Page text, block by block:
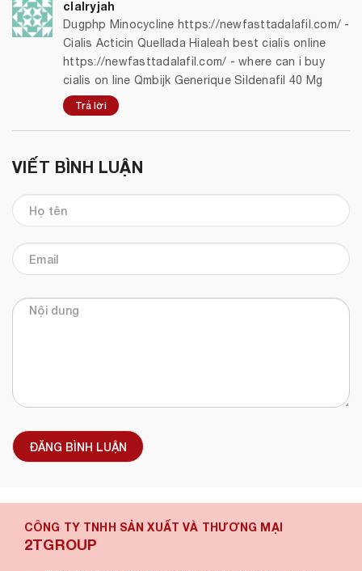
clalryjah
Dugphp Minocycline https://newfasttadalafil.com/ -
Cialis Acticin Quellada Hialeah best cialis online
https://newfasttadalafil.com/ - where can i buy
cialis on line Qmbijk Generique Sildenafil 40 Mg
Trả lời
VIẾT BÌNH LUẬN
ĐĂNG BÌNH LUẬN
CÔNG TY TNHH SẢN XUẤT VÀ THƯƠNG MẠI
2TGROUP